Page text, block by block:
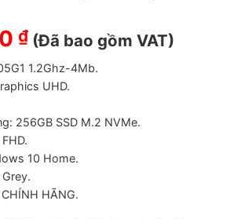
₫ (Đã bao gồm VAT)
1.2Ghz-4Mb.
UHD.
256GB SSD M.2 NVMe.
10 Home.
HÃNG.